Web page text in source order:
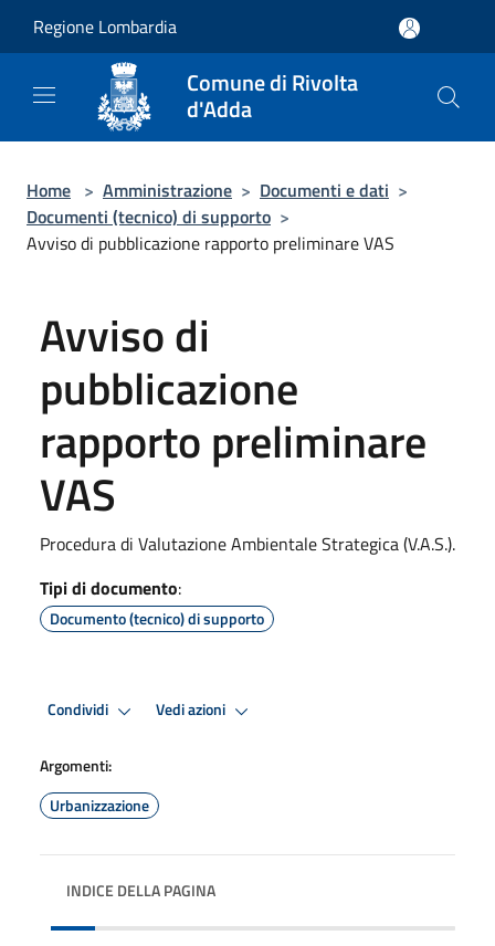
Regione Lombardia
Comune di Rivolta
d'Adda
Home > Amministrazione > Documenti e dati >
Documenti (tecnico) di supporto >
Avviso di pubblicazione rapporto preliminare VAS
Avviso di
pubblicazione
rapporto preliminare
VAS
Procedura di Valutazione Ambientale Strategica (V.A.S.).
Tipi di documento:
Documento (tecnico) di supporto
Condividi Vedi azioni
Argomenti:
Urbanizzazione
INDICE DELLA PAGINA